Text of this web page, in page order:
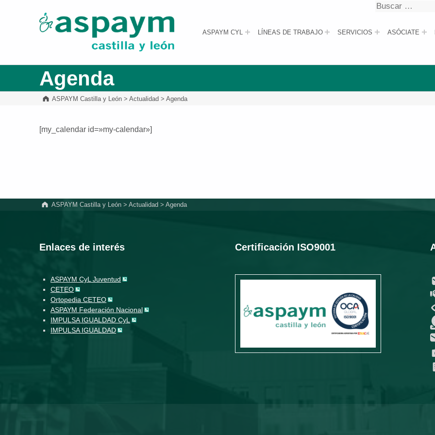
ASPAYM Castilla y León
ASPAYM CYL LÍNEAS DE TRABAJO SERVICIOS ASÓCIATE
Buscar
Agenda
ASPAYM Castilla y León >Actualidad >Agenda
[my_calendar id=»my-calendar»]
ASPAYM Castilla y León> Actualidad > Agenda
Enlaces de interés
ASPAYM CyL Juventud
CETEO
Ortopedia CETEO
ASPAYM Federación Nacional
IMPULSA IGUALDAD CyL
IMPULSA IGUALDAD
Certificación ISO9001